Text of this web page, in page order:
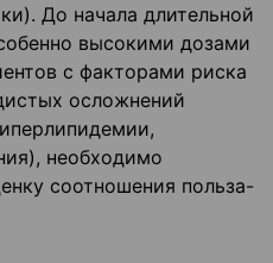
До начала длительной
высокими дозами
с факторами риска
осложнений
необходимо
соотношения польза-